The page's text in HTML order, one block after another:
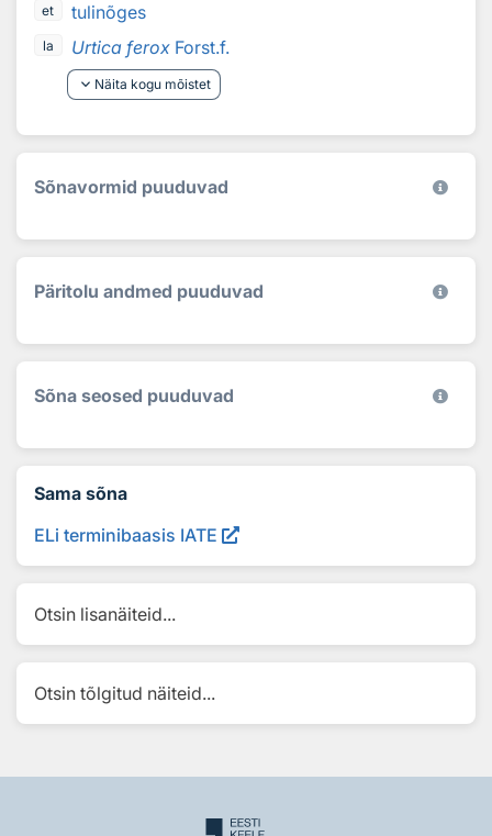
et
tulinõges
la Urtica ferox Forst.f.
keyboard_arrow_down Näita kogu mõistet
Sõnavormid puuduvad
Päritolu andmed puuduvad
Sõna seosed puuduvad
Sama sõna
ELi terminibaasis IATE
Otsin lisanäiteid...
Otsin tõlgitud näiteid...